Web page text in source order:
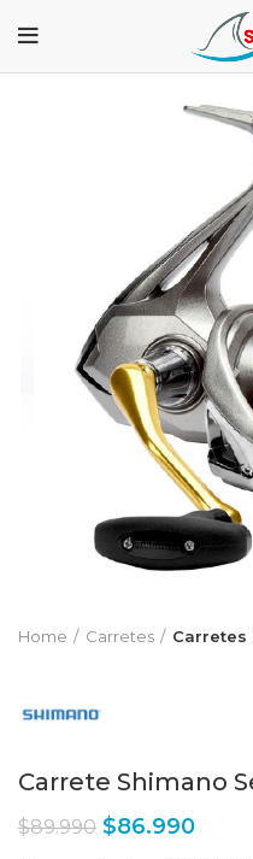
Home Carretes Carretes
Carrete Shimano
$89.990 $86.990